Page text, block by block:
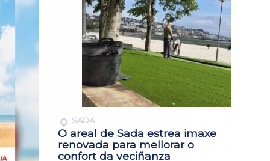
SADA
O areal de Sada estrea imaxe
renovada para mellorar o
confort da veciñanza